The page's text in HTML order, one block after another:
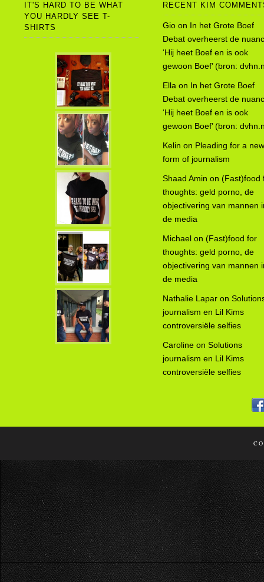
IT'S HARD TO BE WHAT
YOU HARDLY SEE T-
SHIRTS
RECENT KIM
Gio on In het Grote Boef
Debat overheerst de
‘Hij heet Boef en is ook
gewoon Boef’ (bron:
Ella on In het Grote Boef
Debat overheerst de
‘Hij heet Boef en is ook
gewoon Boef’ (bron:
Kelin on Pleading for a new
form of journalism
Shaad Amin on (Fast)food
thoughts: geld porno, de
objectivering van mannen
de media
Michael on (Fast)food for
thoughts: geld porno, de
objectivering van mannen
de media
Nathalie Lapar on
journalism en Lil Kims
controversiële selfies
Caroline on Solutions
journalism en Lil Kims
controversiële selfies